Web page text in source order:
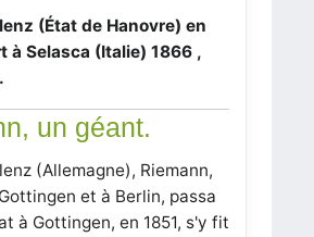
(État de Hanovre) en
à Selasca (Italie) 1866 ,
un géant.
(Allemagne), Riemann,
et à Berlin, passa
à Gottingen, en 1851, s'y fit